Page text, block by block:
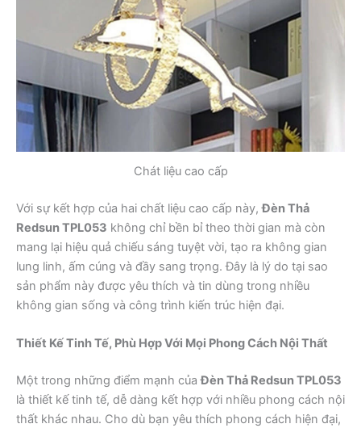
Chát liệu cao cấp
Với sự kết hợp của hai chất liệu cao cấp này,Đèn Thả
Redsun TPL053 không chỉ bền bỉ theo thời gian mà còn
mang lại hiệu quả chiếu sáng tuyệt vời, tạo ra không gian
lung linh, ấm cúng và đầy sang trọng. Đây là lý do tại sao
sản phẩm này được yêu thích và tin dùng trong nhiều
không gian sống và công trình kiến trúc hiện đại.
Thiết Kế Tinh Tế, Phù Hợp Với Mọi Phong Cách Nội Thất
Một trong những điểm mạnh củaĐèn Thả Redsun TPL053
là thiết kế tinh tế, dễ dàng kết hợp với nhiều phong cách nội
thất khác nhau. Cho dù bạn yêu thích phong cách hiện đại,